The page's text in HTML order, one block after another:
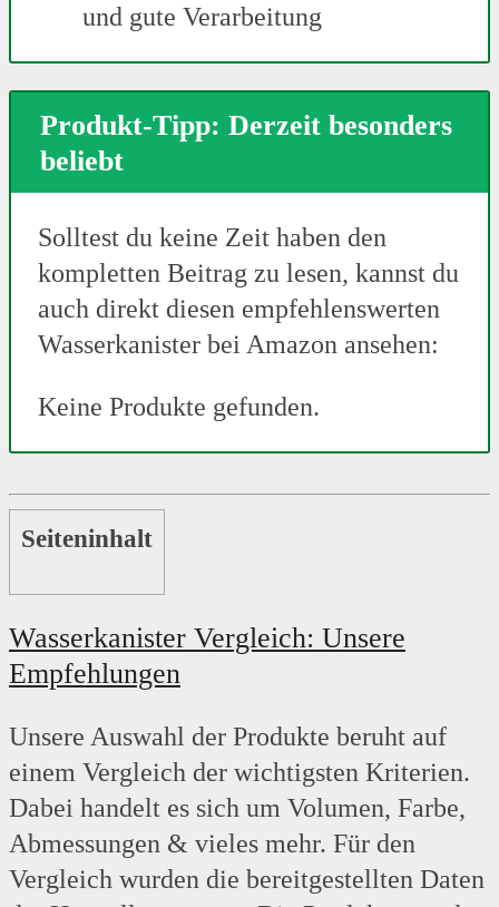
und gute Verarbeitung
Produkt-Tipp: Derzeit besonders
beliebt
Solltest du keine Zeit haben den
kompletten Beitrag zu lesen, kannst du
auch direkt diesen empfehlenswerten
Wasserkanister bei Amazon ansehen:
Keine Produkte gefunden.
Seiteninhalt
Wasserkanister Vergleich: Unsere
Empfehlungen
Unsere Auswahl der Produkte beruht auf
einem Vergleich der wichtigsten Kriterien.
Dabei handelt es sich um Volumen, Farbe,
Abmessungen & vieles mehr. Für den
Vergleich wurden die bereitgestellten Daten